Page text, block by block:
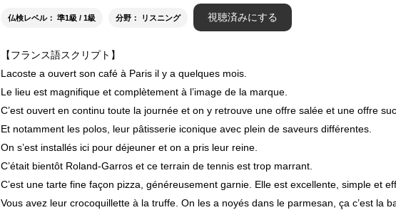
仏検レベル： 準1級 / 1級 分野： リスニング 視聴済みにする
【フランス語スクリプト】
Lacoste a ouvert son café à Paris il y a quelques mois.
Le lieu est magnifique et complètement à l’image de la marque.
C’est ouvert en continu toute la journée et on y retrouve une offre salée et une offre
Et notamment les polos, leur pâtisserie iconique avec plein de saveurs différentes.
On s’est installés ici pour déjeuner et on a pris leur reine.
C’était bientôt Roland-Garros et ce terrain de tennis est trop marrant.
C’est une tarte fine façon pizza, généreusement garnie. Elle est excellente, simple et
Vous avez leur crocoquillette à la truffe. On les a noyés dans le parmesan, ça c’est la